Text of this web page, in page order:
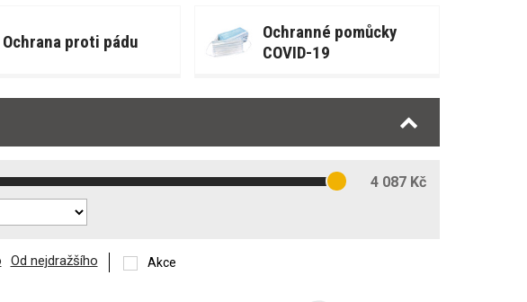
Ochrana proti pádu
Ochranné pomůcky
COVID-19
4 087 Kč
Od nejdražšího Akce